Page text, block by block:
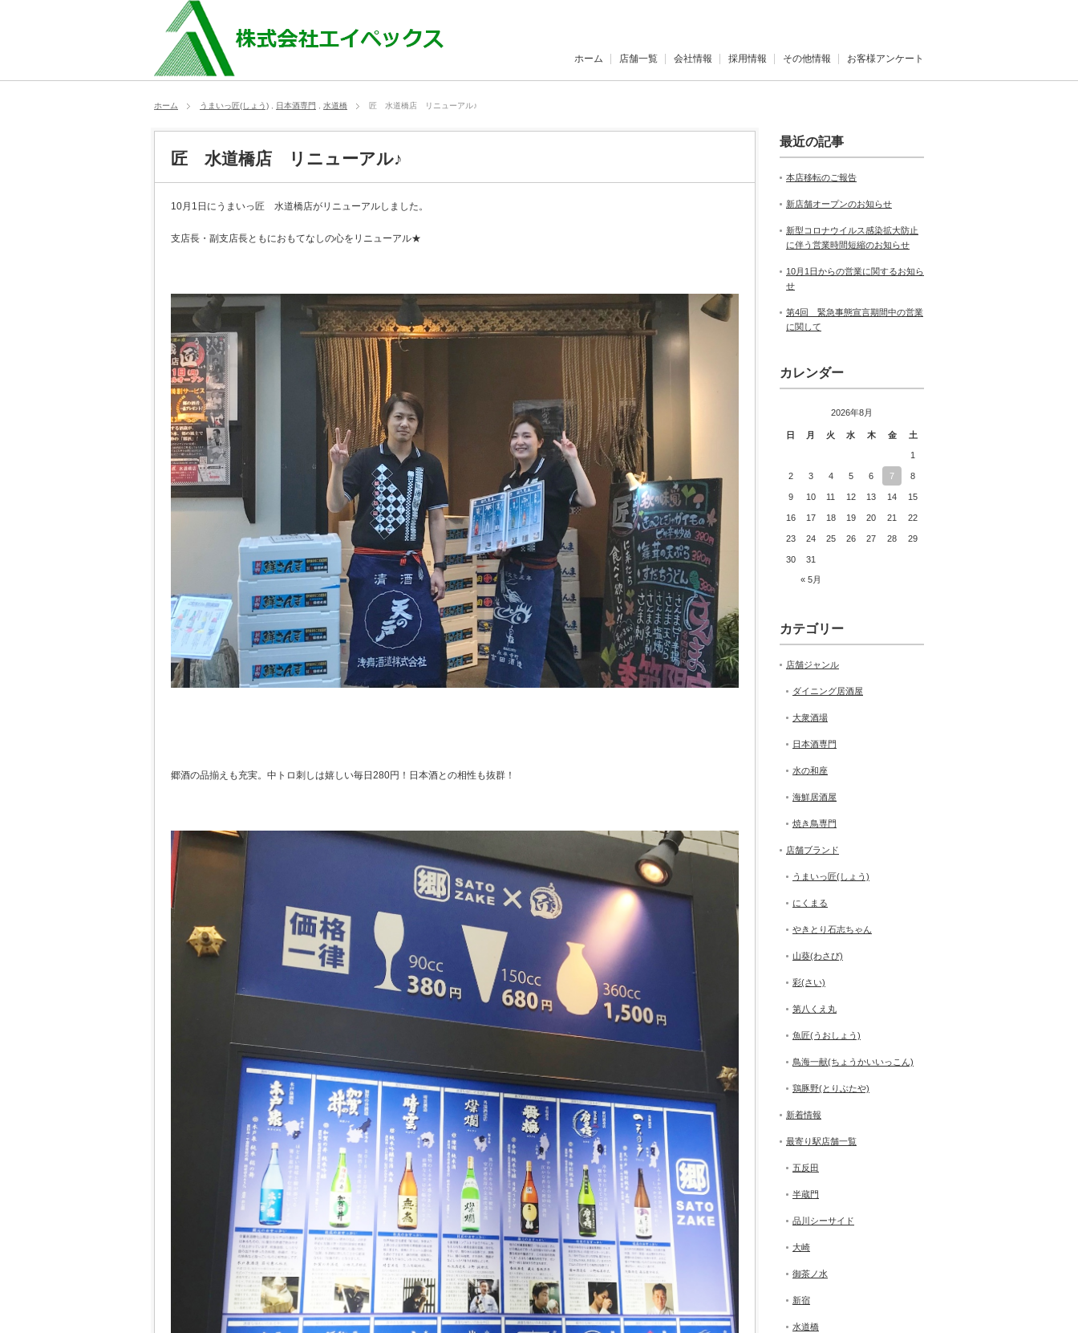
ホーム 店舗一覧 会社情報 採用情報 その他情報 お客様アンケート
ホーム うまいっ匠(しょう) 日本酒専門 水道橋 匠 水道橋店 リニューアル♪
匠 水道橋店 リニューアル♪
10月1日にうまいっ匠 水道橋店がリニューアルしました。
支店長・副支店長ともにおもてなしの心をリニューアル★
郷酒の品揃えも充実。中トロ刺しは嬉しい毎日280円！日本酒との相性も抜群！
最近の記事
本店移転のご報告
新店舗オープンのお知らせ
新型コロナウイルス感染拡大防止
に伴う営業時間短縮のお知らせ
10月1日からの営業に関するお知ら
せ
第4回 緊急事態宣言期間中の営業
に関して
カレンダー
2026年8月
日 月 火 水 木 金 土
« 5月
1
2 3 4 5 6 7 8
9 10 11 12 13 14 15
16 17 18 19 20 21 22
23 24 25 26 27 28 29
30 31
カテゴリー
店舗ジャンル
ダイニング居酒屋
大衆酒場
日本酒専門
水の和座
海鮮居酒屋
焼き鳥専門
店舗ブランド
うまいっ匠(しょう)
にくまる
やきとり石志ちゃん
山葵(わさび)
彩(さい)
第八くえ丸
魚匠(うおしょう)
鳥海一献(ちょうかいいっこん)
鶏豚野(とりぶたや)
新着情報
最寄り駅店舗一覧
五反田
半蔵門
品川シーサイド
大崎
御茶ノ水
新宿
水道橋